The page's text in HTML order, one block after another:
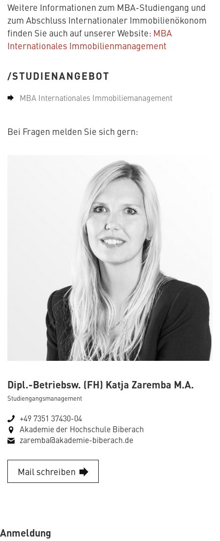
Weitere Informationen zum MBA-Studiengang und
zum Abschluss Internationaler Immobilienökonom
finden Sie auch auf unserer Website: MBA
Internationales Immobilienmanagement
STUDIENANGEBOT
MBA Internationales Immobiliemanagement
Bei Fragen melden Sie sich gern:
Dipl.-Betriebsw. (FH) Katja Zaremba M.A.
Studiengangsmanagement
+49 7351 37430-04
Akademie der Hochschule Biberach
zaremba@akademie-biberach.de
Mail schreiben
Anmeldung